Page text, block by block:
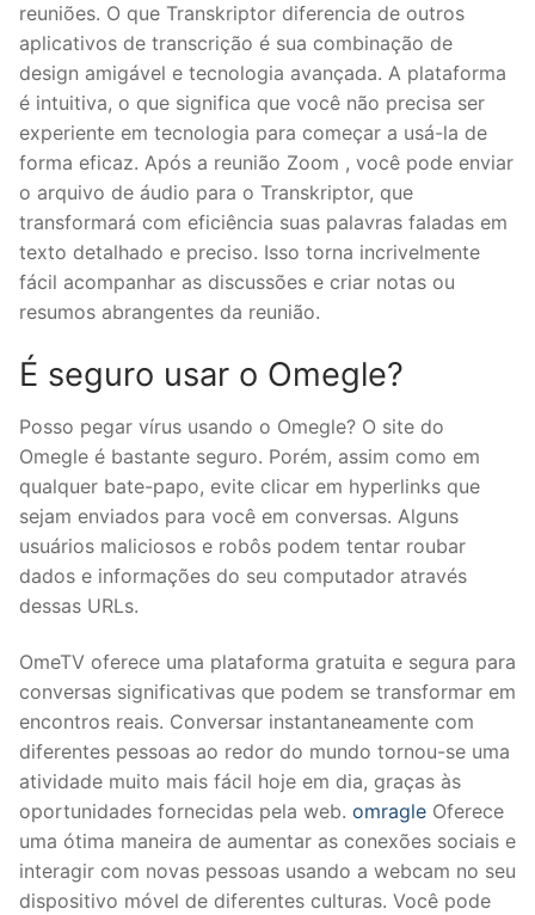
reuniões. O que Transkriptor diferencia de outros
aplicativos de transcrição é sua combinação de
design amigável e tecnologia avançada. A plataforma
é intuitiva, o que significa que você não precisa ser
experiente em tecnologia para começar a usá-la de
forma eficaz. Após a reunião Zoom , você pode enviar
o arquivo de áudio para o Transkriptor, que
transformará com eficiência suas palavras faladas em
texto detalhado e preciso. Isso torna incrivelmente
fácil acompanhar as discussões e criar notas ou
resumos abrangentes da reunião.
É seguro usar o Omegle?
Posso pegar vírus usando o Omegle? O site do
Omegle é bastante seguro. Porém, assim como em
qualquer bate-papo, evite clicar em hyperlinks que
sejam enviados para você em conversas. Alguns
usuários maliciosos e robôs podem tentar roubar
dados e informações do seu computador através
dessas URLs.
OmeTV oferece uma plataforma gratuita e segura para
conversas significativas que podem se transformar em
encontros reais. Conversar instantaneamente com
diferentes pessoas ao redor do mundo tornou-se uma
atividade muito mais fácil hoje em dia, graças às
oportunidades fornecidas pela web. omragle Oferece
uma ótima maneira de aumentar as conexões sociais e
interagir com novas pessoas usando a webcam no seu
dispositivo móvel de diferentes culturas. Você pode